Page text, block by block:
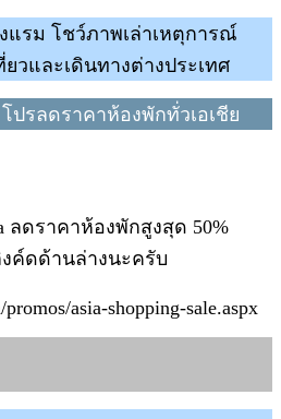
แรม โชว์ภาพเล่าเหตุการณ์
วและเดินทางต่างประเทศ
โปรลดราคาห้องพักทั่วเอเชีย
ลดราคาห้องพักสูงสุด 50%
ค์ดด้านล่างนะครับ
asia-shopping-sale.aspx